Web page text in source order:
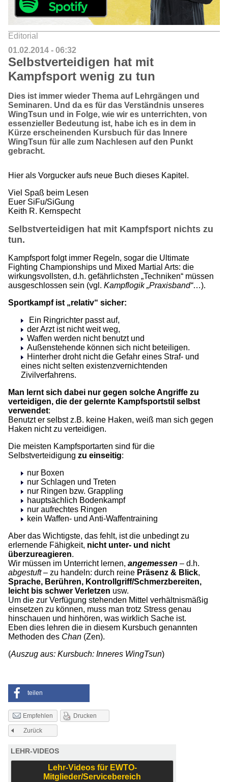
Editorial
01.02.2014 - 06:32
Selbstverteidigen hat mit
Kampfsport wenig zu tun
Dies ist immer wieder Thema auf Lehrgängen und
Seminaren. Und da es für das Verständnis unseres
WingTsun und in Folge, wie wir es unterrichten, von
essenzieller Bedeutung ist, habe ich es in dem in
Kürze erscheinenden Kursbuch für das Innere
WingTsun für alle zum Nachlesen auf den Punkt
gebracht.
Hier als Vorgucker aufs neue Buch dieses Kapitel.
Viel Spaß beim Lesen
Euer SiFu/SiGung
Keith R. Kernspecht
Selbstverteidigen hat mit Kampfsport nichts zu
tun.
Kampfsport folgt immer Regeln, sogar die Ultimate
Fighting Championships und Mixed Martial Arts: die
wirkungsvollsten, d.h. gefährlichsten „Techniken“ müssen
ausgeschlossen sein (vgl. Kampflogik „Praxisband“…).
Sportkampf ist „relativ“ sicher:
Ein Ringrichter passt auf,
der Arzt ist nicht weit weg,
Waffen werden nicht benutzt und
Außenstehende können sich nicht beteiligen.
Hinterher droht nicht die Gefahr eines Straf- und
eines nicht selten existenzvernichtenden
Zivilverfahrens.
Man lernt sich dabei nur gegen solche Angriffe zu
verteidigen, die der gelernte Kampfsportstil selbst
verwendet:
Benutzt er selbst z.B. keine Haken, weiß man sich gegen
Haken nicht zu verteidigen.
Die meisten Kampfsportarten sind für die
Selbstverteidigung zu einseitig:
nur Boxen
nur Schlagen und Treten
nur Ringen bzw. Grappling
hauptsächlich Bodenkampf
nur aufrechtes Ringen
kein Waffen- und Anti-Waffentraining
Aber das Wichtigste, das fehlt, ist die unbedingt zu
erlernende Fähigkeit, nicht unter- und nicht
überzureagieren.
Wir müssen im Unterricht lernen, angemessen – d.h.
abgestuft– zu handeln: durch reine Präsenz & Blick,
Sprache, Berühren, Kontrollgriff/Schmerzbereiten,
leicht bis schwer Verletzen usw.
Um die zur Verfügung stehenden Mittel verhältnismäßig
einsetzen zu können, muss man trotz Stress genau
hinschauen und hinhören, was wirklich Sache ist.
Eben dies lehren die in diesem Kursbuch genannten
Methoden des Chan (Zen).
(Auszug aus: Kursbuch: Inneres WingTsun)
teilen
Empfehlen Drucken
Zurück
LEHR-VIDEOS
Lehr-Videos für EWTO-
Mitglieder/Servicebereich